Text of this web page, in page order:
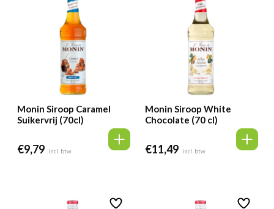
Monin Siroop Caramel
Suikervrij (70cl)
€9,79 incl. btw
Monin Siroop White
Chocolate (70 cl)
€11,49 incl. btw